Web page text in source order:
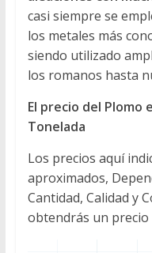
casi siempre se
los metales más
siendo utilizado
los romanos hasta
El precio del Plomo
Tonelada
Los precios aquí
aproximados,
Cantidad, Calidad y
obtendrás un